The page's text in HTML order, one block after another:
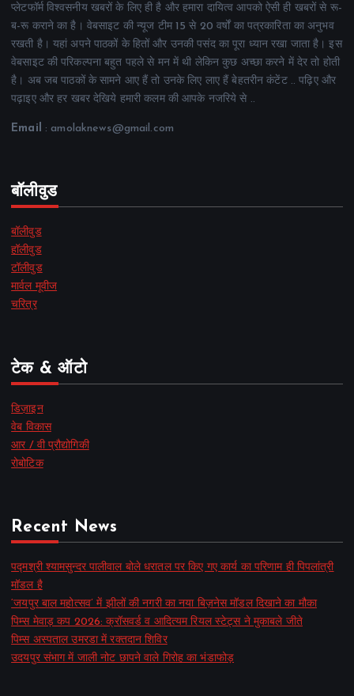
प्लेटफॉर्म विश्वसनीय खबरों के लिए ही है और हमारा दायित्व आपको ऐसी ही खबरों से रू-
ब-रू कराने का है। वेबसाइट की न्यूज टीम 15 से 20 वर्षों का पत्रकारिता का अनुभव
रखती है। यहां अपने पाठकों के हितों और उनकी पसंद का पूरा ध्यान रखा जाता है। इस
वेबसाइट की परिकल्पना बहुत पहले से मन में थी लेकिन कुछ अच्छा करने में देर तो होती
है। अब जब पाठकों के सामने आए हैं तो उनके लिए लाए हैं बेहतरीन कंटेंट .. पढ़िए और
पढ़ाइए और हर खबर देखिये हमारी कलम की आपके नजरिये से ..
Email : amolaknews@gmail.com
बॉलीवुड
बॉलीवुड
हॉलीवुड
टॉलीवुड
मार्वल मूवीज
चरित्र
टेक & ऑटो
डिज़ाइन
वेब विकास
आर / वी प्रौद्योगिकी
रोबोटिक
Recent News
पद्मश्री श्यामसुन्दर पालीवाल बोले धरातल पर किए गए कार्य का परिणाम ही पिपलांत्री
मॉडल है
‘जयपुर बाल महोत्सव’ में झीलों की नगरी का नया बिज़नेस मॉडल दिखाने का मौका
पिम्स मेवाड़ कप 2026: क्रॉसवर्ड व आदित्यम रियल स्टेट्स ने मुकाबले जीते
पिम्स अस्पताल उमरडा में रक्तदान शिविर
उदयपुर संभाग में जाली नोट छापने वाले गिरोह का भंडाफोड़